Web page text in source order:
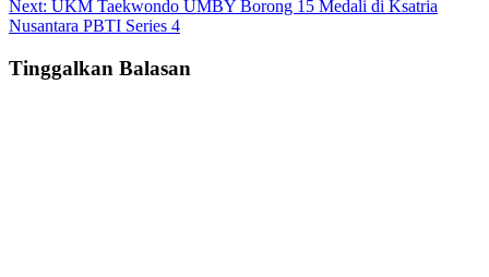
Next: UKM Taekwondo UMBY Borong 15 Medali di Ksatria
Nusantara PBTI Series 4
Tinggalkan Balasan